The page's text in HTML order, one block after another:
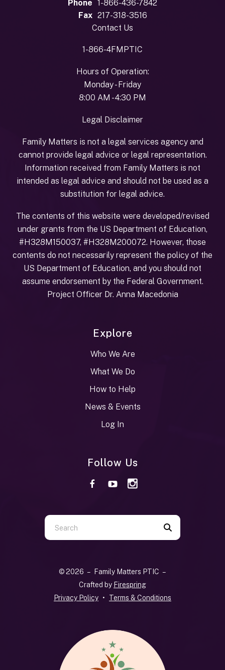
Phone 1-866-436-7842
Fax 217-318-3516
Contact Us
1-866-4FMPTIC
Hours of Operation:
Monday - Friday
8:00 AM - 4:30 PM
Legal Disclaimer
Family Matters is not a legal services agency and
cannot provide legal advice or legal representation.
Information received from Family Matters is not
intended as legal advice and should not be used as a
substitution for legal advice.
The contents of this website were developed/revised
under grants from the US Department of Education,
#H328M150037, #H328M200072. However, those
contents do not necessarily represent the policy of the
US Department of Education, and you should not
assume endorsement by the Federal Government.
Project Officer Dr. Anna Macedonia
Explore
Who We Are
What We Do
How to Help
News & Events
Log In
Follow Us
Use
the
down
enter
© 2026 – Family Matters PTIC –
Crafted by Firespring
Privacy Policy
Terms & Conditions